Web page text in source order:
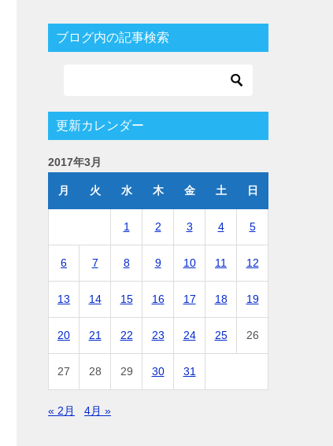
ブログ内の記事検索
更新カレンダー
2017年3月
月 火 水 木 金 土 日
1 2 3 4 5
6 7 8 9 10 11 12
13 14 15 16 17 18 19
20 21 22 23 24 25 26
27 28 29 30 31
« 2月 4月 »